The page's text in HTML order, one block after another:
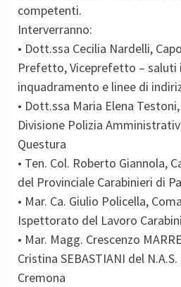
competenti.
Interverranno:
• Dott.ssa Cecilia Nardelli,
Prefetto, Viceprefetto – saluti
inquadramento e linee di
• Dott.ssa Maria Elena
Divisione Polizia
Questura
• Ten. Col. Roberto Giannola,
del Provinciale Carabinieri di
• Mar. Ca. Giulio Policella,
Ispettorato del Lavoro
• Mar. Magg. Crescenzo
Cristina SEBASTIANI del
Cremona